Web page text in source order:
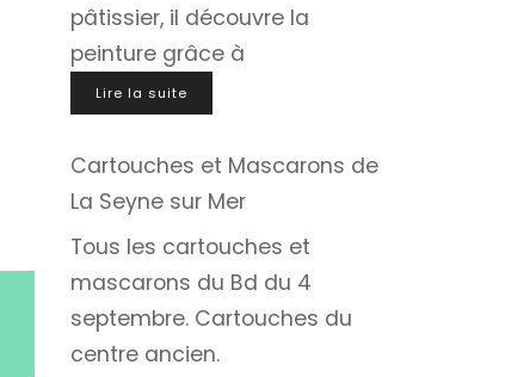
pâtissier, il découvre la
peinture grâce à
Lire la suite
Cartouches et Mascarons de
La Seyne sur Mer
Tous les cartouches et
mascarons du Bd du 4
septembre. Cartouches du
centre ancien.